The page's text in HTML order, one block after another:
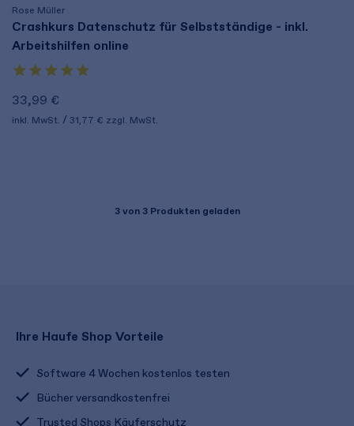
Rose Müller
Crashkurs Datenschutz für Selbstständige - inkl.
Arbeitshilfen online
33,99 €
inkl. MwSt. 31,77 € zzgl. MwSt.
3von 3 Produkten geladen
Ihre Haufe Shop Vorteile
Software 4 Wochen kostenlos testen
Bücher versandkostenfrei
Trusted Shops Käuferschutz